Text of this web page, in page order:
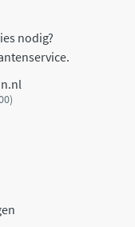
nodig?